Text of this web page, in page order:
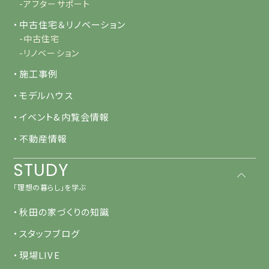
-アフターサポート
・中古住宅＆リノベーション
-中古住宅
-リノベーション
・施工事例
・モデルハウス
・イベント&内覧会情報
・不動産情報
STUDY
「理想の暮らし」を学ぶ
・秋田の家づくりの知識
・スタッフブログ
・現場LIVE